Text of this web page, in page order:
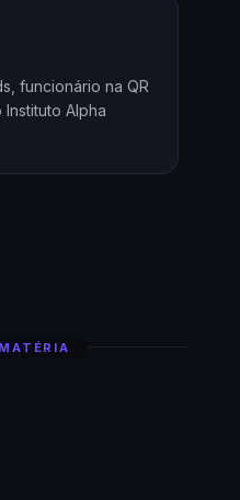
funcionário na QR
Alpha